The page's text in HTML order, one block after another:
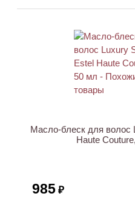
Масло-блеск для волос
Haute
985 ₽